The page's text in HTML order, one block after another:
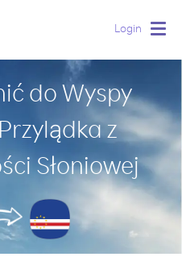
Login
do Wyspy
z
Słoniowej